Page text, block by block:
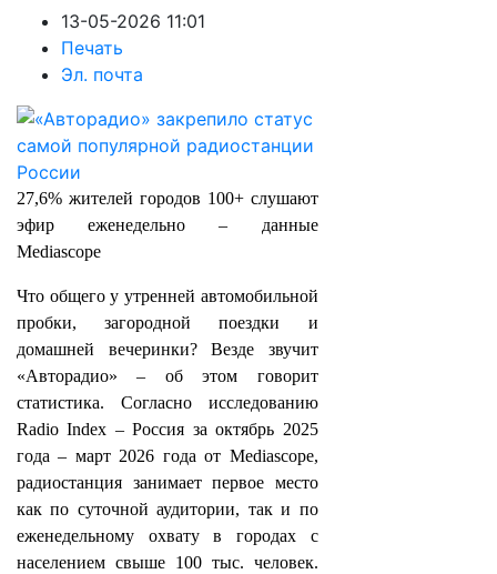
13-05-2026 11:01
Печать
Эл. почта
27,6% жителей городов 100+ слушают
эфир еженедельно – данные
Mediascope
Что общего у утренней автомобильной
пробки, загородной поездки и
домашней вечеринки? Везде звучит
«Авторадио» – об этом говорит
статистика. Согласно исследованию
Radio Index – Россия за октябрь 2025
года – март 2026 года от Mediascope,
радиостанция занимает первое место
как по суточной аудитории, так и по
еженедельному охвату в городах с
населением свыше 100 тыс. человек.